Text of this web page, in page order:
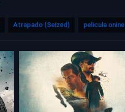
Atrapado (Seized) pelicula onine